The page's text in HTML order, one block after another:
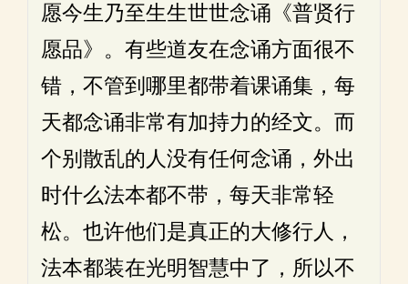
愿今生乃至生生世世念诵《普贤行
愿品》。有些道友在念诵方面很不
错，不管到哪里都带着课诵集，每
天都念诵非常有加持力的经文。而
个别散乱的人没有任何念诵，外出
时什么法本都不带，每天非常轻
松。也许他们是真正的大修行人，
法本都装在光明智慧中了，所以不